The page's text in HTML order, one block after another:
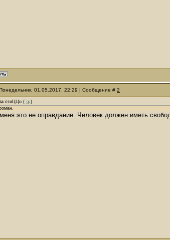
01.05.2017, 22:29 | Сообщение # 2
птиЦЦо (
)
это не оправдание. Человек должен иметь